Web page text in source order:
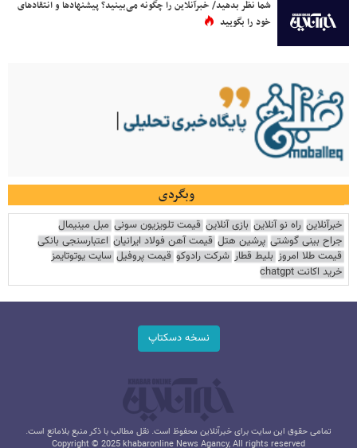
شما نظر بدهید/ خبرآنلاین را چگونه می‌بینید؟ پیشنهادها و انتقادهای
خود را بگویید
وبگردی
خبرآنلاین راه نو آنلاین بازی آنلاین قیمت تلویزیون سونی مبل مینیمال
جراح بینی گوشتی پرشین هتل قیمت آهن فولاد ایرانیان اعتبارسنجی بانکی
قیمت طلا امروز بلیط قطار شرکت رادوکو قیمت پروفیل سایت یوتوتایمز
خرید اکانت chatgpt
نسخه دسکتاپ
تمامی حقوق این سایت برای خبرآنلاین محفوظ است. نقل مطالب با ذکر منبع بلامانع است.
Copyright © 2025 khabaronline News Agancy, All rights reserved